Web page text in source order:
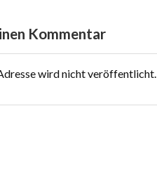
Kommentar
wird nicht veröffentlicht.